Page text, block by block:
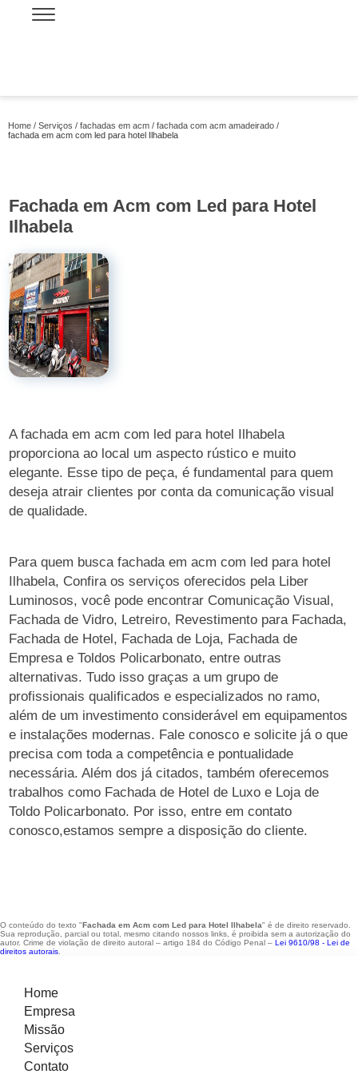
Home Serviços fachadas em acm
fachada com acm amadeirado
fachada em acm com led para hotel Ilhabela
Fachada em Acm com Led para Hotel
Ilhabela
A fachada em acm com led para hotel Ilhabela
proporciona ao local um aspecto rústico e muito
elegante. Esse tipo de peça, é fundamental para quem
deseja atrair clientes por conta da comunicação visual
de qualidade.
Para quem busca fachada em acm com led para hotel
Ilhabela, Confira os serviços oferecidos pela Liber
Luminosos, você pode encontrar Comunicação Visual,
Fachada de Vidro, Letreiro, Revestimento para Fachada,
Fachada de Hotel, Fachada de Loja, Fachada de
Empresa e Toldos Policarbonato, entre outras
alternativas. Tudo isso graças a um grupo de
profissionais qualificados e especializados no ramo,
além de um investimento considerável em equipamentos
e instalações modernas. Fale conosco e solicite já o que
precisa com toda a competência e pontualidade
necessária. Além dos já citados, também oferecemos
trabalhos como Fachada de Hotel de Luxo e Loja de
Toldo Policarbonato. Por isso, entre em contato
conosco,estamos sempre a disposição do cliente.
O conteúdo do texto "Fachada em Acm com Led para Hotel Ilhabela" é de direito reservado.
Sua reprodução, parcial ou total, mesmo citando nossos links, é proibida sem a autorização do
autor. Crime de violação de direito autoral – artigo 184 do Código Penal – Lei 9610/98 - Lei de
direitos autorais
Home
Empresa
Missão
Serviços
Contato